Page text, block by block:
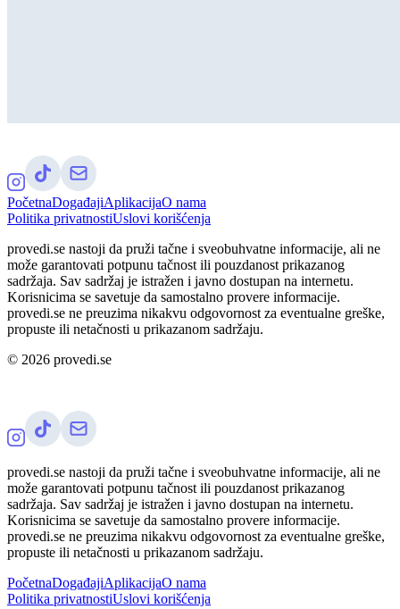
PočetnaDogađajiAplikacijaO nama
Politika privatnostiUslovi korišćenja
provedi.se nastoji da pruži tačne i sveobuhvatne informacije, ali ne
može garantovati potpunu tačnost ili pouzdanost prikazanog
sadržaja. Sav sadržaj je istražen i javno dostupan na internetu.
Korisnicima se savetuje da samostalno provere informacije.
provedi.se ne preuzima nikakvu odgovornost za eventualne greške,
propuste ili netačnosti u prikazanom sadržaju.
© 2026 provedi.se
provedi.se nastoji da pruži tačne i sveobuhvatne informacije, ali ne
može garantovati potpunu tačnost ili pouzdanost prikazanog
sadržaja. Sav sadržaj je istražen i javno dostupan na internetu.
Korisnicima se savetuje da samostalno provere informacije.
provedi.se ne preuzima nikakvu odgovornost za eventualne greške,
propuste ili netačnosti u prikazanom sadržaju.
PočetnaDogađajiAplikacijaO nama
Politika privatnostiUslovi korišćenja